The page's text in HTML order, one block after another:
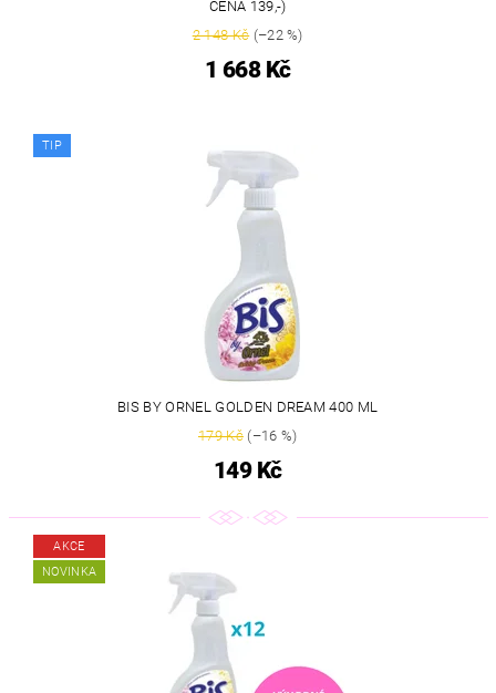
CENA 139,-)
2 148 Kč(–22 %)
1 668 Kč
TIP
BIS BY ORNEL GOLDEN DREAM 400 ML
179 Kč(–16 %)
149 Kč
AKCE
NOVINKA